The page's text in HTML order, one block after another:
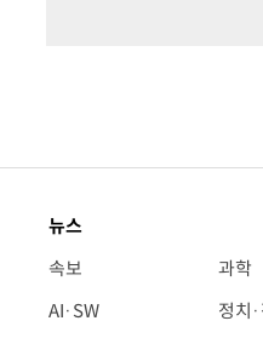
뉴스
속보
AI·SW
과학
정치